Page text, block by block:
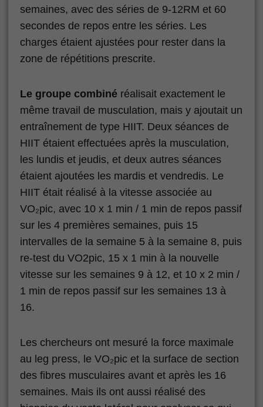
semaines, avec des séries de 9-12RM et 60
secondes de repos entre les séries. Les
charges étaient ajustées pour rester dans la
zone de répétitions prescrite.
Le groupe combiné réalisait exactement le
même travail de musculation, mais y ajoutait un
entraînement de type HIIT. Deux séances de
HIIT étaient effectuées après la musculation,
les lundis et jeudis, et deux autres séances
étaient ajoutées les mardis et vendredis. Le
HIIT était réalisé à la vitesse associée au
VO₂pic, avec 10 x 1 min / 1 min de repos passif
sur les 4 premières semaines, puis 15
intervalles de la semaine 5 à la semaine 8, puis
re-test du VO2pic, 15 x 1 min à la nouvelle
vitesse sur les semaines 9 à 12, et 10 x 2 min /
1 min de repos passif sur les semaines 13 à
16.
Les chercheurs ont mesuré la force maximale
au leg press, le VO₂pic et la surface de section
des fibres musculaires avant et après les 16
semaines. Mais ils ont aussi réalisé des